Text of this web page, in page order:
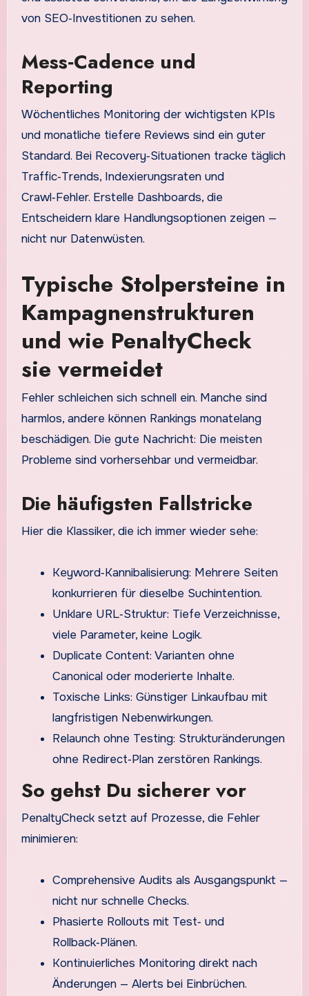
von SEO‑Investitionen zu sehen.
Mess‑Cadence und
Reporting
Wöchentliches Monitoring der wichtigsten KPIs
und monatliche tiefere Reviews sind ein guter
Standard. Bei Recovery‑Situationen tracke täglich
Traffic‑Trends, Indexierungsraten und
Crawl‑Fehler. Erstelle Dashboards, die
Entscheidern klare Handlungsoptionen zeigen —
nicht nur Datenwüsten.
Typische Stolpersteine in
Kampagnenstrukturen
und wie PenaltyCheck
sie vermeidet
Fehler schleichen sich schnell ein. Manche sind
harmlos, andere können Rankings monatelang
beschädigen. Die gute Nachricht: Die meisten
Probleme sind vorhersehbar und vermeidbar.
Die häufigsten Fallstricke
Hier die Klassiker, die ich immer wieder sehe:
Keyword‑Kannibalisierung: Mehrere Seiten
konkurrieren für dieselbe Suchintention.
Unklare URL‑Struktur: Tiefe Verzeichnisse,
viele Parameter, keine Logik.
Duplicate Content: Varianten ohne
Canonical oder moderierte Inhalte.
Toxische Links: Günstiger Linkaufbau mit
langfristigen Nebenwirkungen.
Relaunch ohne Testing: Strukturänderungen
ohne Redirect‑Plan zerstören Rankings.
So gehst Du sicherer vor
PenaltyCheck setzt auf Prozesse, die Fehler
minimieren:
Comprehensive Audits als Ausgangspunkt —
nicht nur schnelle Checks.
Phasierte Rollouts mit Test‑ und
Rollback‑Plänen.
Kontinuierliches Monitoring direkt nach
Änderungen — Alerts bei Einbrüchen.